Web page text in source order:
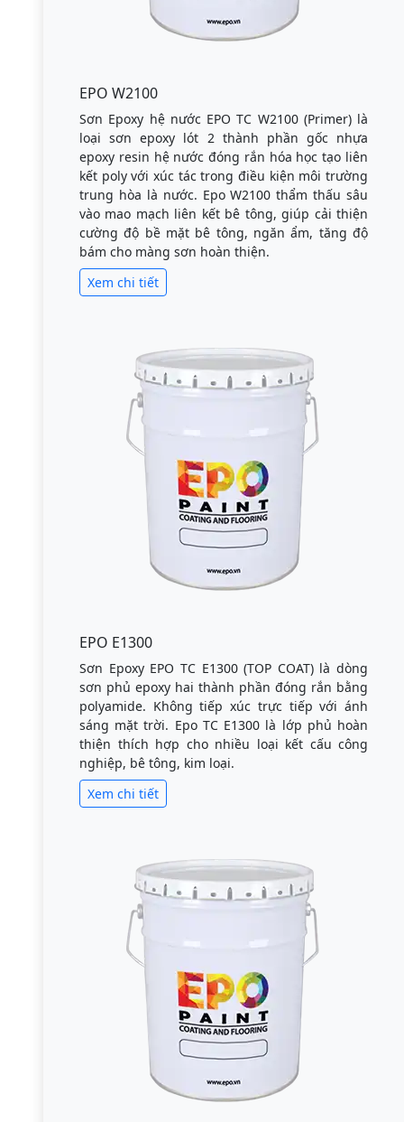
EPO W2100
Sơn Epoxy hệ nước EPO TC W2100 (Primer) là
loại sơn epoxy lót 2 thành phần gốc nhựa
epoxy resin hệ nước đóng rắn hóa học tạo liên
kết poly với xúc tác trong điều kiện môi trường
trung hòa là nước. Epo W2100 thẩm thấu sâu
vào mao mạch liên kết bê tông, giúp cải thiện
cường độ bề mặt bê tông, ngăn ẩm, tăng độ
bám cho màng sơn hoàn thiện.
Xem chi tiết
EPO E1300
Sơn Epoxy EPO TC E1300 (TOP COAT) là dòng
sơn phủ epoxy hai thành phần đóng rắn bằng
polyamide. Không tiếp xúc trực tiếp với ánh
sáng mặt trời. Epo TC E1300 là lớp phủ hoàn
thiện thích hợp cho nhiều loại kết cấu công
nghiệp, bê tông, kim loại.
Xem chi tiết